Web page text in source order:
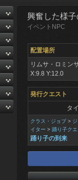
興奮した様
イベントNPC
配置場所
リムサ・ロミン
X:9.8 Y:12.0
発行クエスト
タ
クラス・ジョブ >
イター > 踊り子クエ
踊り子の到来